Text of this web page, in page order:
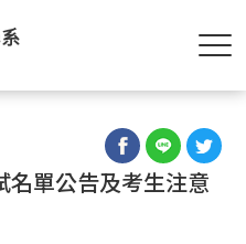
名單公告及考生注意